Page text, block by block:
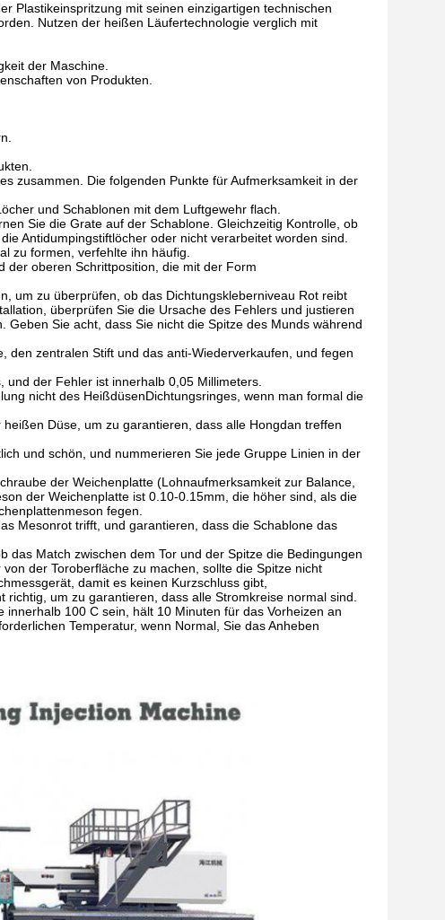
Plastikeinspritzung mit seinen einzigartigen technischen
Nutzen der heißen Läufertechnologie verglich mit
der Maschine.
von Produkten.
zusammen. Die folgenden Punkte für Aufmerksamkeit in der
und Schablonen mit dem Luftgewehr flach.
Sie die Grate auf der Schablone. Gleichzeitig Kontrolle, ob
Antidumpingstiftlöcher oder nicht verarbeitet worden sind.
zu formen, verfehlte ihn häufig.
der oberen Schrittposition, die mit der Form
um zu überprüfen, ob das Dichtungskleberniveau Rot reibt
überprüfen Sie die Ursache des Fehlers und justieren
Sie acht, dass Sie nicht die Spitze des Munds während
den zentralen Stift und das anti-Wiederverkaufen, und fegen
der Fehler ist innerhalb 0,05 Millimeters.
nicht des HeißdüsenDichtungsringes, wenn man formal die
Düse, um zu garantieren, dass alle Hongdan treffen
und schön, und nummerieren Sie jede Gruppe Linien in der
der Weichenplatte (Lohnaufmerksamkeit zur Balance,
der Weichenplatte ist 0.10-0.15mm, die höher sind, als die
fegen.
Mesonrot trifft, und garantieren, dass die Schablone das
Match zwischen dem Tor und der Spitze die Bedingungen
der Toroberfläche zu machen, sollte die Spitze nicht
damit es keinen Kurzschluss gibt,
um zu garantieren, dass alle Stromkreise normal sind.
100 C sein, hält 10 Minuten für das Vorheizen an
Temperatur, wenn Normal, Sie das Anheben